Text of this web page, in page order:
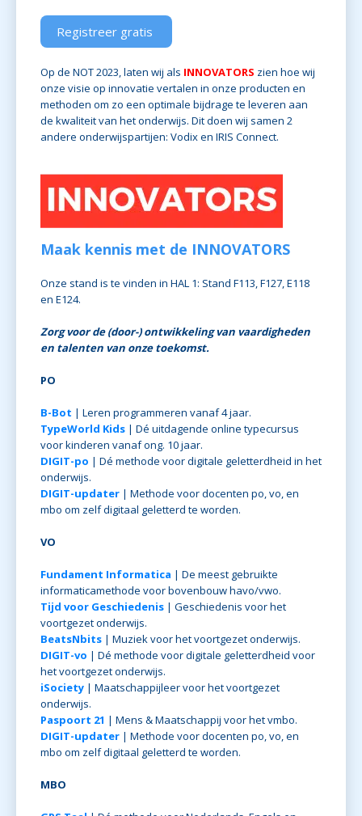
Registreer gratis
Op de NOT 2023, laten wij als INNOVATORS zien hoe wij
onze visie op innovatie vertalen in onze producten en
methoden om zo een optimale bijdrage te leveren aan
de kwaliteit van het onderwijs. Dit doen wij samen 2
andere onderwijspartijen: Vodix en IRIS Connect.
Maak kennis met de INNOVATORS
Onze stand is te vinden in HAL 1: Stand F113, F127, E118
en E124.
Zorg voor de (door-) ontwikkeling van vaardigheden
en talenten van onze toekomst.
PO
B-Bot | Leren programmeren vanaf 4 jaar.
TypeWorld Kids | Dé uitdagende online typecursus
voor kinderen vanaf ong. 10 jaar.
DIGIT-po | Dé methode voor digitale geletterdheid in het
onderwijs.
DIGIT-updater | Methode voor docenten po, vo, en
mbo om zelf digitaal geletterd te worden.
VO
Fundament Informatica | De meest gebruikte
informaticamethode voor bovenbouw havo/vwo.
Tijd voor Geschiedenis | Geschiedenis voor het
voortgezet onderwijs.
BeatsNbits | Muziek voor het voortgezet onderwijs.
DIGIT-vo | Dé methode voor digitale geletterdheid voor
het voortgezet onderwijs.
iSociety | Maatschappijleer voor het voortgezet
onderwijs.
Paspoort 21 | Mens & Maatschappij voor het vmbo.
DIGIT-updater | Methode voor docenten po, vo, en
mbo om zelf digitaal geletterd te worden.
MBO